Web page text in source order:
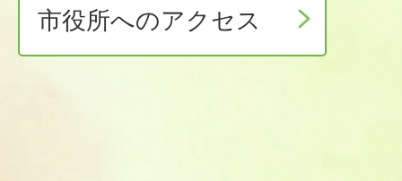
市役所へのアクセス